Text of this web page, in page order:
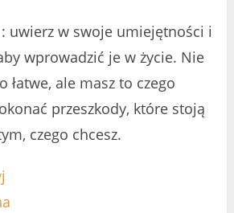
: uwierz w swoje umiejętności i
wprowadzić je w życie. Nie
łatwe, ale masz to czego
przeszkody, które stoją
czego chcesz.